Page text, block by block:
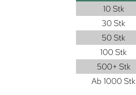
10 Stk
30 Stk
50 Stk
100 Stk
500+ Stk
Ab 1000 Stk